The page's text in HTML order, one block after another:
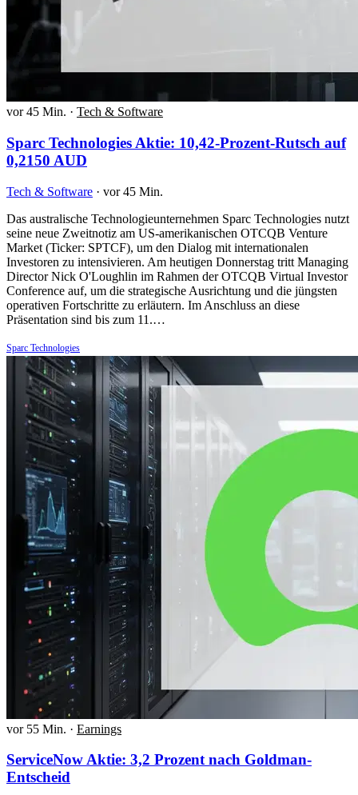
vor 45 Min. · Tech & Software
Sparc Technologies Aktie: 10,42-Prozent-Rutsch auf
0,2150 AUD
Tech & Software · vor 45 Min.
Das australische Technologieunternehmen Sparc Technologies nutzt
seine neue Zweitnotiz am US-amerikanischen OTCQB Venture
Market (Ticker: SPTCF), um den Dialog mit internationalen
Investoren zu intensivieren. Am heutigen Donnerstag tritt Managing
Director Nick O'Loughlin im Rahmen der OTCQB Virtual Investor
Conference auf, um die strategische Ausrichtung und die jüngsten
operativen Fortschritte zu erläutern. Im Anschluss an diese
Präsentation sind bis zum 11.…
Sparc Technologies
vor 55 Min. · Earnings
ServiceNow Aktie: 3,2 Prozent nach Goldman-
Entscheid